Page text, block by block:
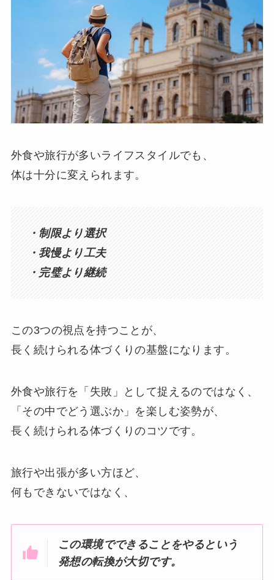
外食や旅行が多いライフスタイルでも、
体は十分に変えられます。
・制限より選択
・我慢より工夫
・完璧より継続
この3つの視点を持つことが、
長く続けられる体づくりの基盤になります。
外食や旅行を「失敗」として捉えるのではなく、
「その中でどう選ぶか」を楽しむ姿勢が、
長く続けられる体づくりのコツです。
旅行や出張が多い方ほど、
何もできないではなく、
この環境でできることをやるという
発想の転換が大切です。